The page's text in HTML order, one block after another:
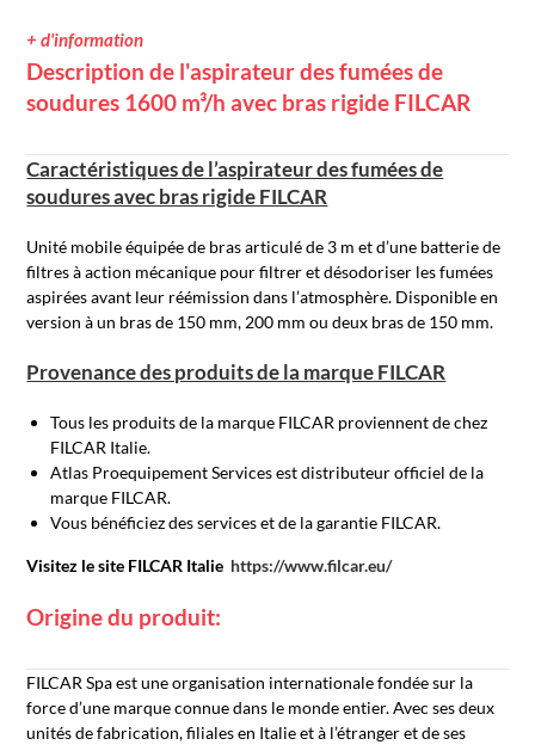
+ d'information
Description de l'aspirateur des fumées de
soudures 1600 m³/h avec bras rigide FILCAR
Caractéristiques de l’aspirateur des fumées de
soudures avec bras rigide FILCAR
Unité mobile équipée de bras articulé de 3 m et d’une batterie de
filtres à action mécanique pour filtrer et désodoriser les fumées
aspirées avant leur réémission dans l’atmosphère. Disponible en
version à un bras de 150 mm, 200 mm ou deux bras de 150 mm.
Provenance des produits de la marque FILCAR
Tous les produits de la marque FILCAR proviennent de chez
FILCAR Italie.
Atlas Proequipement Services est distributeur officiel de la
marque FILCAR.
Vous bénéficiez des services et de la garantie FILCAR.
Visitez le site FILCAR Italie https://www.filcar.eu/
Origine du produit:
FILCAR Spa est une organisation internationale fondée sur la
force d’une marque connue dans le monde entier. Avec ses deux
unités de fabrication, filiales en Italie et à l’étranger et de ses